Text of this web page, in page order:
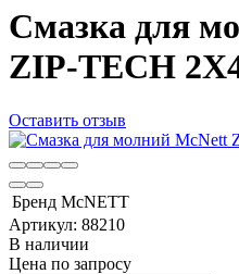
Смазка для
ZIP-TECH
Оставить отзыв
Бренд McNETT
Артикул: 88210
В наличии
Цена по запросу